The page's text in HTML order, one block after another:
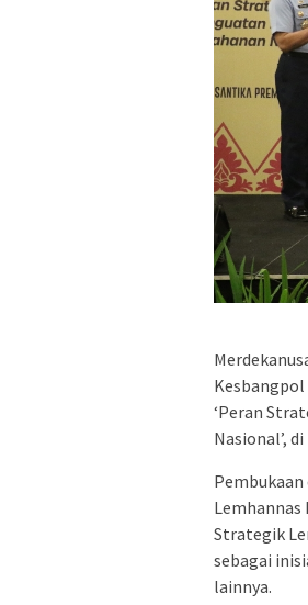
‘Peran
Nasional’,
Lemhannas
Strategik
sebagai
lainnya.